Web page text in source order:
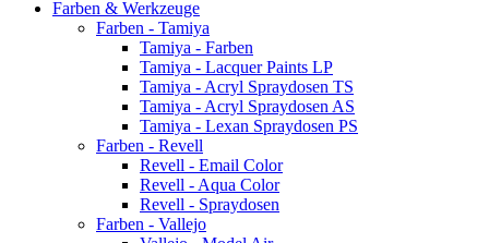
Farben & Werkzeuge
Farben - Tamiya
Tamiya - Farben
Tamiya - Lacquer Paints LP
Tamiya - Acryl Spraydosen TS
Tamiya - Acryl Spraydosen AS
Tamiya - Lexan Spraydosen PS
Farben - Revell
Revell - Email Color
Revell - Aqua Color
Revell - Spraydosen
Farben - Vallejo